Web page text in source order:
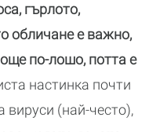
гърлото,
обличане е важно,
по-лошо, потта е
настинка почти
вируси (най-често),